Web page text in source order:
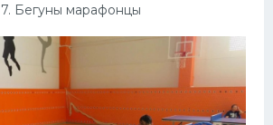
7. Бегуны марафонцы